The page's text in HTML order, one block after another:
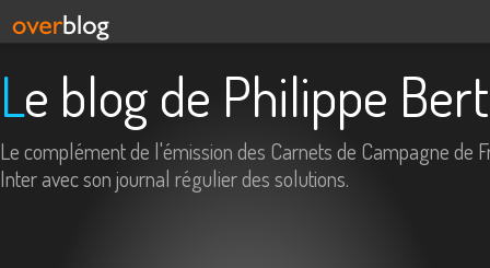
Le blog de Philippe
Le complément de l'émission des Carnets de Campagne de
Inter avec son journal régulier des solutions.